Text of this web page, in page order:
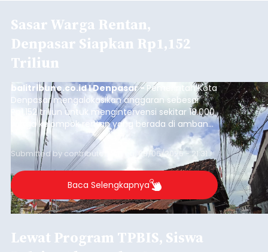
Sasar Warga Rentan,
Denpasar Siapkan Rp1,152
Triliun
balitribune.co.id I Denpasar - Pemerintah Kota
Denpasar mengalokasikan anggaran sebesar
Rp1,152 triliun untuk mengintervensi sekitar 18.000
warga kelompok rentan yang berada di ambang
garis kemiskinan. Langkah strategis ini diambil
guna menjaga masyarakat yang berada pada
kelompok desil 5 dan 6 tersebut agar tidak
merosot ke kategori miskin.
Submitted by contributor Thu, 08/06/2026 - 21:31
Baca Selengkapnya
Lewat Program TPBIS, Siswa